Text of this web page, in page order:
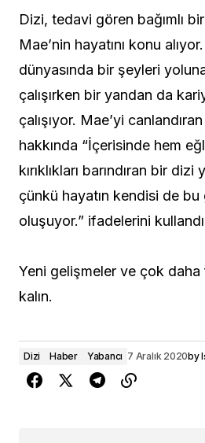
Dizi, tedavi gören bağımlı
Mae’nin hayatını konu
dünyasında bir şeyleri
çalışırken bir yandan da
çalışıyor. Mae’yi
hakkında “İçerisinde hem
kırıklıkları barındıran bir
çünkü hayatın kendisi de
oluşuyor.” ifadelerini
Yeni gelişmeler ve çok daha
kalın.
Dizi Haber Yabancı 7 Aralık 2020by